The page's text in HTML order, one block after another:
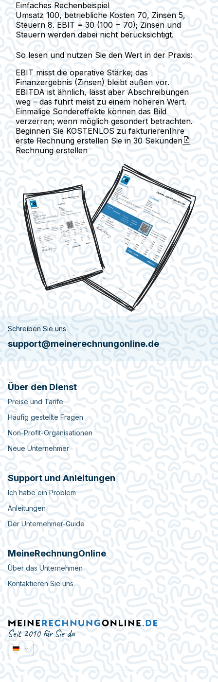
Einfaches Rechenbeispiel
Umsatz 100, betriebliche Kosten 70, Zinsen 5,
Steuern 8. EBIT = 30 (100 − 70); Zinsen und
Steuern werden dabei nicht berücksichtigt.
So lesen und nutzen Sie den Wert in der Praxis:
EBIT misst die operative Stärke; das
Finanzergebnis (Zinsen) bleibt außen vor.
EBITDA ist ähnlich, lässt aber Abschreibungen
weg – das führt meist zu einem höheren Wert.
Einmalige Sondereffekte können das Bild
verzerren; wenn möglich gesondert betrachten.
Beginnen Sie KOSTENLOS zu fakturierenIhre
erste Rechnung erstellen Sie in 30 Sekunden
Rechnung erstellen
Schreiben Sie uns
support@meinerechnungonline.de
Über den Dienst
Preise und Tarife
Häufig gestellte Fragen
Non-Profit-Organisationen
Neue Unternehmer
Support und Anleitungen
Ich habe ein Problem
Anleitungen
Der Unternehmer-Guide
MeineRechnungOnline
Über das Unternehmen
Kontaktieren Sie uns
Seit 2010 für Sie da